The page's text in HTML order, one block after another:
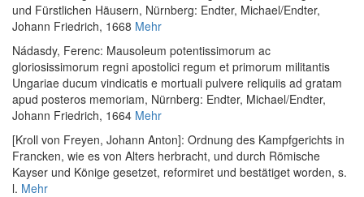
und Fürstlichen Häusern, Nürnberg: Endter, Michael/Endter,
Johann Friedrich, 1668 Mehr
Nádasdy, Ferenc: Mausoleum potentissimorum ac
gloriosissimorum regni apostolici regum et primorum militantis
Ungariae ducum vindicatis e mortuali pulvere reliquiis ad gratam
apud posteros memoriam, Nürnberg: Endter, Michael/Endter,
Johann Friedrich, 1664 Mehr
[Kroll von Freyen, Johann Anton]: Ordnung des Kampfgerichts in
Francken, wie es von Alters herbracht, und durch Römische
Kayser und Könige gesetzet, reformiret und bestätiget worden, s.
l. Mehr